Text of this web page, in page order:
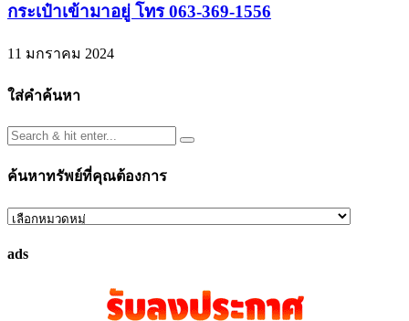
กระเป๋าเข้ามาอยู่ โทร 063-369-1556
11 มกราคม 2024
ใส่คำค้นหา
ค้นหาทรัพย์ที่คุณต้องการ
ค้นหา
ที่
ads